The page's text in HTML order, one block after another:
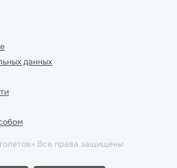
данных
Все права защищены